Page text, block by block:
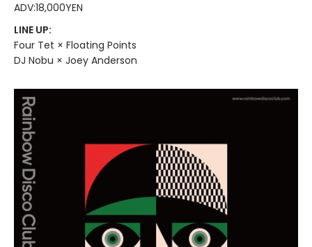
ADV:18,000YEN
LINE UP:
Four Tet × Floating Points
DJ Nobu × Joey Anderson